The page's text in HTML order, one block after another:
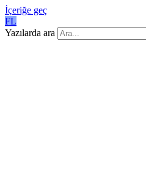
İçeriğe geç
FL
Yazılarda ara